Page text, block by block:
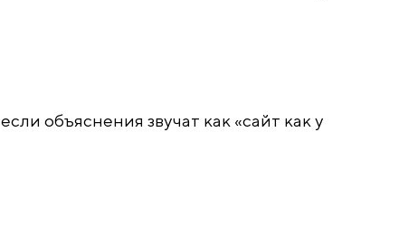
объяснения звучат как «сайт как у